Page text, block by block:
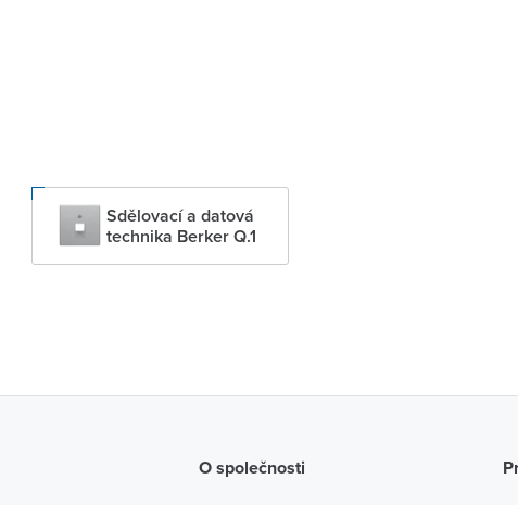
Sdělovací a datová
technika Berker Q.1
O společnosti